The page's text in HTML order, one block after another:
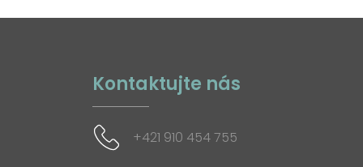
Kontaktujte nás
+421 910 454 755